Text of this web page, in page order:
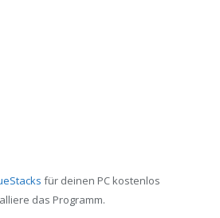
für deinen PC kostenlos
das Programm.